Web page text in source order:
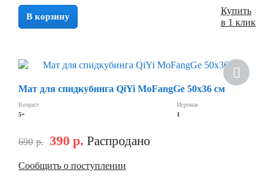
В корзину
Купить
в 1 клик
Мат для спидкубинга QiYi MoFangGe 50х36 см
Возраст
5+
Игроков
1
690 р. 390 р. Распродано
Сообщить о поступлении